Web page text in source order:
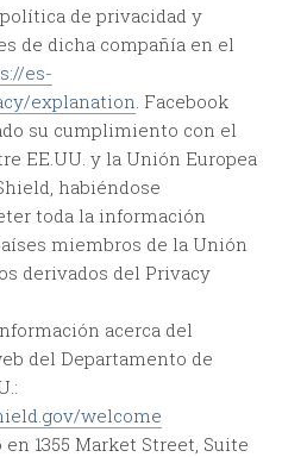
de privacidad y
de dicha compañía en el
es-
explanation. Facebook
su cumplimiento con el
EE.UU. y la Unión Europea
habiéndose
toda la información
miembros de la Unión
derivados del Privacy
acerca del
del Departamento de
welcome
1355 Market Street, Suite